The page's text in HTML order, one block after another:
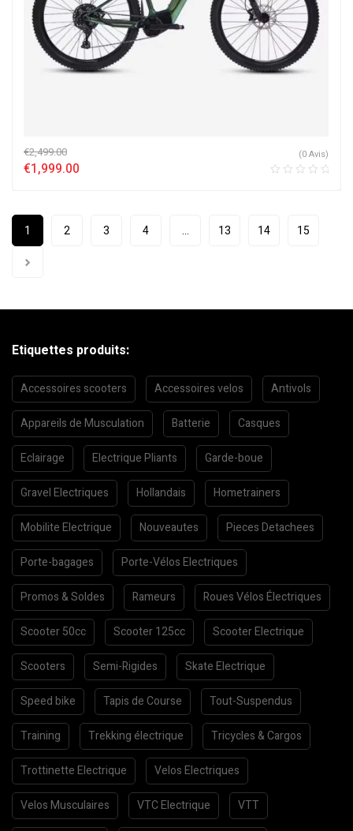
€2,499.00
€1,999.00
(0 Avis)
1 2 3 4 … 13 14 15
Etiquettes produits:
Accessoires scooters Accessoires velos Antivols
Appareils de Musculation Batterie Casques
Eclairage Electrique Pliants Garde-boue
Gravel Electriques Hollandais Hometrainers
Mobilite Electrique Nouveautes Pieces Detachees
Porte-bagages Porte-Vélos Electriques
Promos & Soldes Rameurs Roues Vélos Électriques
Scooter 50cc Scooter 125cc Scooter Electrique
Scooters Semi-Rigides Skate Electrique
Speed bike Tapis de Course Tout-Suspendus
Training Trekking électrique Tricycles & Cargos
Trottinette Electrique Velos Electriques
Velos Musculaires VTC Electrique VTT